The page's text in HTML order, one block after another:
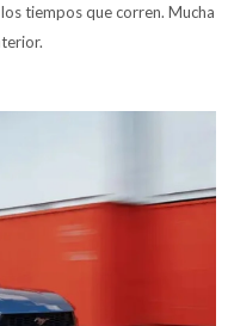
tiempos que corren. Mucha